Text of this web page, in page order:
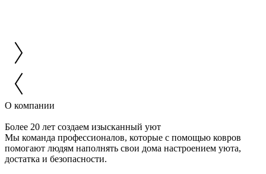
О компании
Более 20 лет создаем изысканный уют
Мы команда профессионалов, которые с помощью ковров
помогают людям наполнять свои дома настроением уюта,
достатка и безопасности.